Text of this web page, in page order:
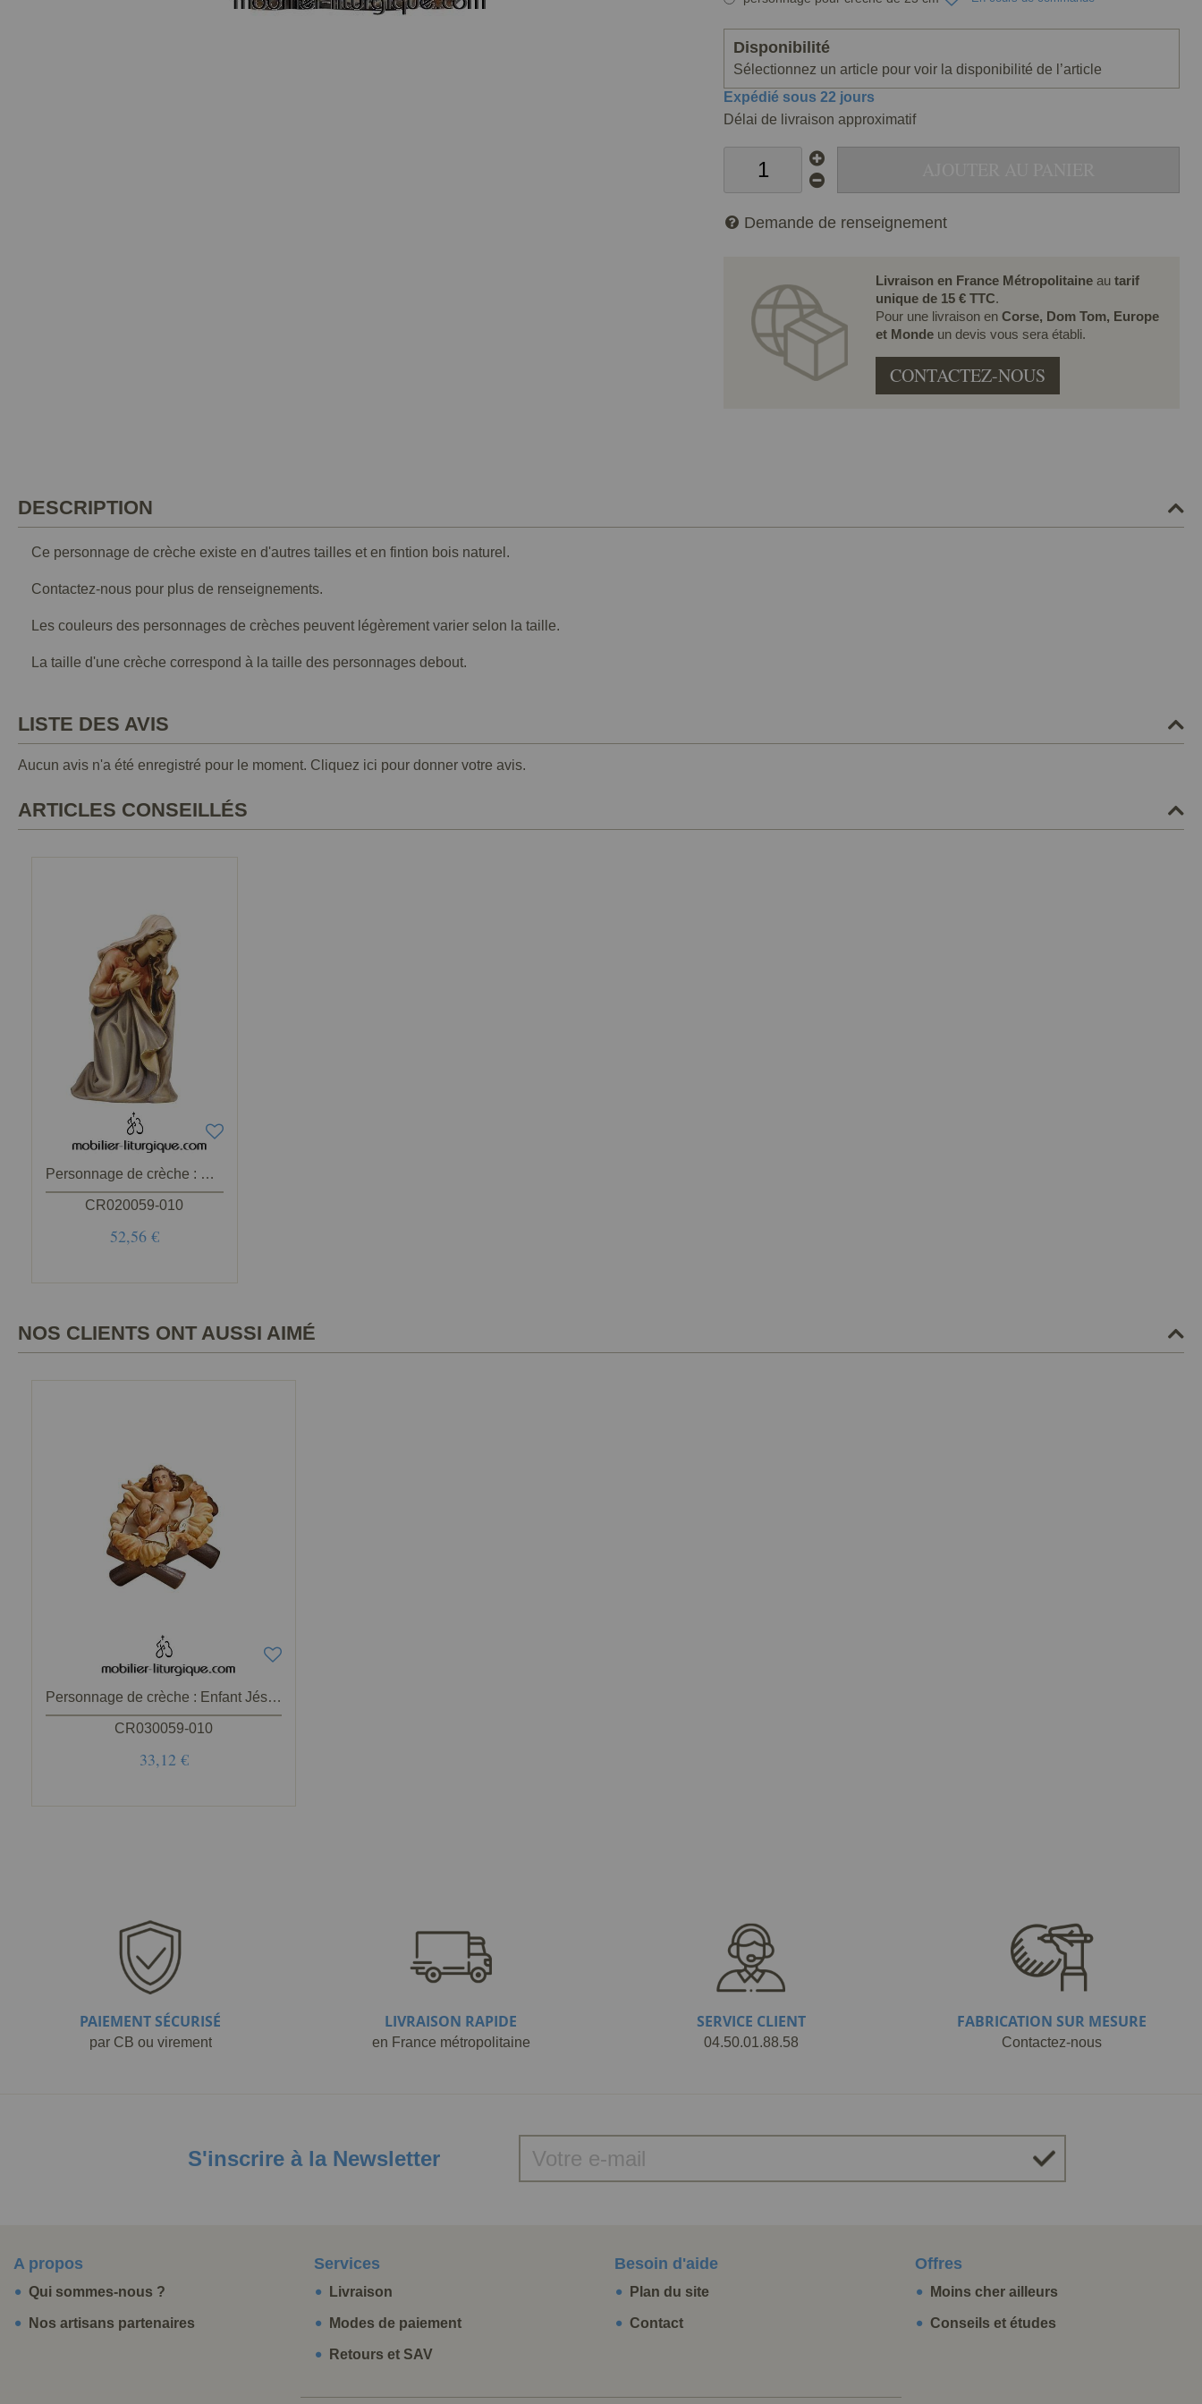
Disponibilité
Sélectionnez un article pour voir la disponibilité de l’article
Expédié sous 22 jours
Délai de livraison approximatif
Demande de renseignement
Livraison en France Métropolitaineau tarif
unique de 15 € TTC.
Pour une livraison en Corse, Dom Tom, Europe
et Monde un devis vous sera établi.
CONTACTEZ-NOUS
DESCRIPTION
Ce personnage de crèche existe en d'autres tailles et en fintion bois naturel.
Contactez-nous pour plus de renseignements.
Les couleurs des personnages de crèches peuvent légèrement varier selon la taille.
La taille d'une crèche correspond à la taille des personnages debout.
LISTE DES AVIS
Aucun avis n'a été enregistré pour le moment. Cliquez ici pour donner votre avis.
ARTICLES CONSEILLÉS
Personnage de crèche : Vierge Marie en bois décoré
CR020059-010
52,56 €
NOS CLIENTS ONT AUSSI AIMÉ
Personnage de crèche : Enfant Jésus avec berceau en bois coloré
CR030059-010
33,12 €
PAIEMENT SÉCURISÉ
par CB ou virement
LIVRAISON RAPIDE
en France métropolitaine
SERVICE CLIENT
04.50.01.88.58
FABRICATION SUR MESURE
Contactez-nous
S'inscrire à la Newsletter
A propos
Qui sommes-nous ?
Nos artisans partenaires
Services
Livraison
Modes de paiement
Retours et SAV
Besoin d'aide
Plan du site
Contact
Offres
Moins cher ailleurs
Conseils et études